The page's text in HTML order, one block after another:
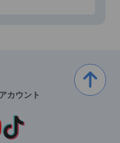
カウント